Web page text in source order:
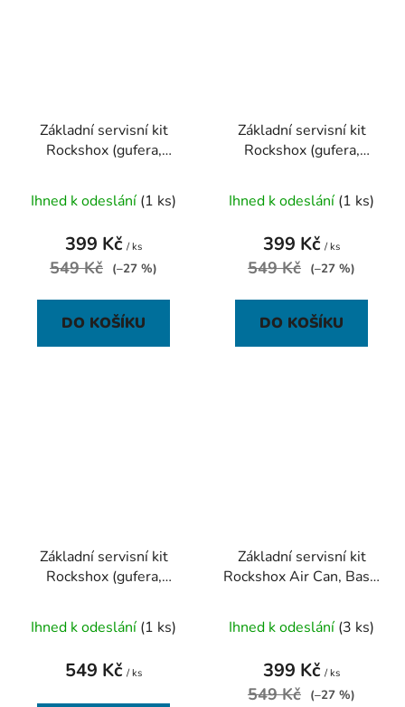
Základní servisní kit
Rockshox (gufera,
těsnění) - Recon Gold
A3(2013-2016
Ihned k odeslání (1 ks)
399 Kč / ks
549 Kč (–27 %)
DO KOŠÍKU
Základní servisní kit
Rockshox (gufera,
těsnění) - Sektor RL
Solo Air (201
Ihned k odeslání (1 ks)
399 Kč / ks
549 Kč (–27 %)
DO KOŠÍKU
Základní servisní kit
Rockshox (gufera,
těsnění) - Reba A3
(2014-2016)
Ihned k odeslání (1 ks)
549 Kč / ks
Základní servisní kit
Rockshox Air Can, Basic
B1(Plus,XX,RL) C1 (R,R
Ihned k odeslání (3 ks)
399 Kč / ks
549 Kč (–27 %)